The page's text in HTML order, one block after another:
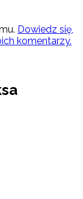
Dowiedz się,
komentarzy.